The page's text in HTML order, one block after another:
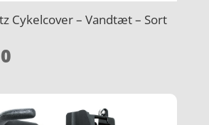
Cykelcover – Vandtæt – Sort